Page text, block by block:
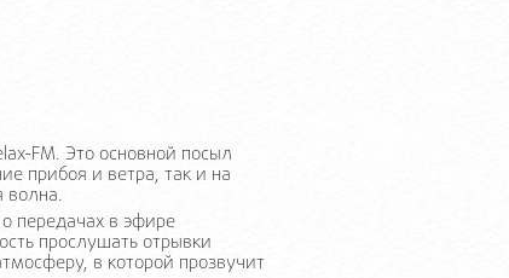
FM. Это основной посыл
прибоя и ветра, так и на
волна.
передачах в эфире
прослушать отрывки
в которой прозвучит